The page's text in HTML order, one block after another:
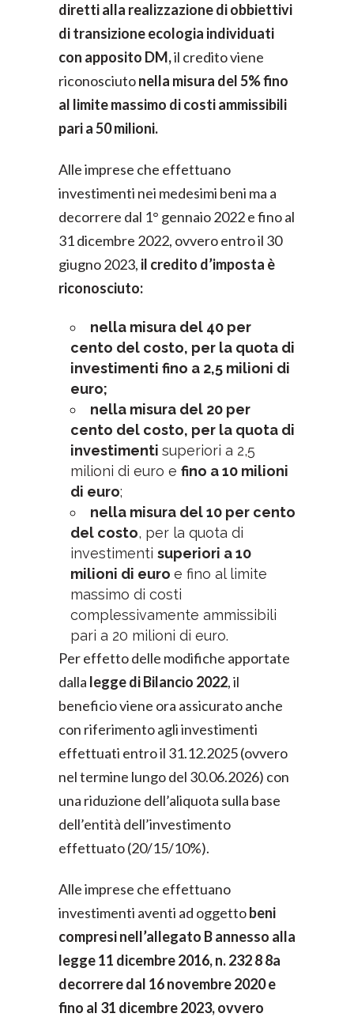
diretti alla realizzazione di obbiettivi
di transizione ecologia individuati
con apposito DM,il credito viene
riconosciutonella misura del 5% fino
al limite massimo di costi ammissibili
pari a 50 milioni.
Alle imprese che effettuano
investimenti nei medesimi beni ma a
decorrere dal 1° gennaio 2022 e fino al
31 dicembre 2022, ovvero entro il 30
giugno 2023, il credito d’imposta è
riconosciuto:
nella misura del 40 per
cento del costo, per la quota di
investimenti fino a 2,5 milioni di
euro;
nella misura del 20 per
cento del costo, per la quota di
investimenti superiori a 2,5
milioni di euro e fino a 10 milioni
di euro;
nella misura del 10 per cento
del costo, per la quota di
investimenti superiori a 10
milioni di euro e fino al limite
massimo di costi
complessivamente ammissibili
pari a 20 milioni di euro.
Per effetto delle modifiche apportate
dalla legge di Bilancio 2022, il
beneficio viene ora assicurato anche
con riferimento agli investimenti
effettuati entro il 31.12.2025 (ovvero
nel termine lungo del 30.06.2026) con
una riduzione dell’aliquota sulla base
dell’entità dell’investimento
effettuato (20/15/10%).
Alle imprese che effettuano
investimenti aventi ad oggettobeni
compresi nell’allegato B annesso alla
legge 11 dicembre 2016, n. 232 8 8a
decorrere dal 16 novembre 2020 e
fino al 31 dicembre 2023, ovvero